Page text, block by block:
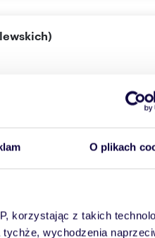
O plikach
korzystając z takich
wychodzenia
zaoferować niebanalne